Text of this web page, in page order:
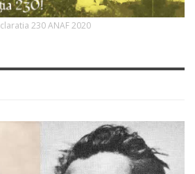
230 ANAF 2020